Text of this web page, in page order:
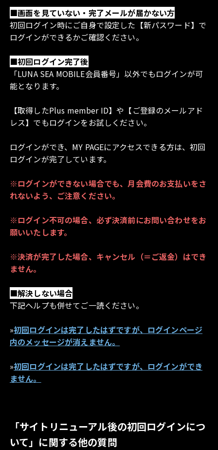
LETTER
BIOGRAPHY
DISCOGRAPHY
■画面を見ていない・完了メールが届かない方
初回ログイン時にご自身で設定した【新パスワード】で
ログインができるかご確認ください。
■初回ログイン完了後
「LUNA SEA MOBILE会員番号」以外でもログインが可
能となります。
【取得したPlus member ID】や【ご登録のメールアド
レス】でもログインをお試しください。
ログインができ、MY PAGEにアクセスできる方は、初回
ログインが完了しています。
※ログインができない場合でも、月会費のお支払いをさ
れないよう、ご注意ください。
※ログイン不可の場合、必ず決済前にお問い合わせをお
願いいたします。
※決済が完了した場合、キャンセル（＝ご返金）はでき
ません。
■解決しない場合
下記ヘルプも併せてご一読ください。
»初回ログインは完了したはずですが、ログインページ
内のメッセージが消えません。
»初回ログインは完了したはずですが、ログインができ
ません。
「サイトリニューアル後の初回ログインにつ
いて」に関する他の質問